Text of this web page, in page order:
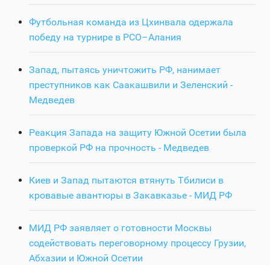
Футбольная команда из Цхинвала одержала
победу на турнире в РСО–Алания
Запад, пытаясь уничтожить РФ, нанимает
преступников как Саакашвили и Зеленский -
Медведев
Реакция Запада на защиту Южной Осетии была
проверкой РФ на прочность - Медведев
Киев и Запад пытаются втянуть Тбилиси в
кровавые авантюры в Закавказье - МИД РФ
МИД РФ заявляет о готовности Москвы
содействовать переговорному процессу Грузии,
Абхазии и Южной Осетии